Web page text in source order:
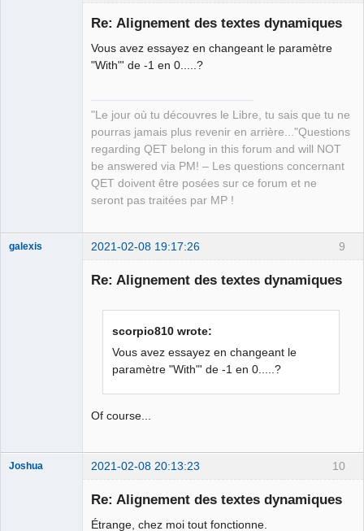
Re: Alignement des textes dynamiques
Vous avez essayez en changeant le paramètre
"With"' de -1 en 0.....?
"Le jour où tu découvres le Libre, tu sais que tu ne
pourras jamais plus revenir en arrière..."Questions
regarding QET belong in this forum and will NOT
be answered via PM! – Les questions concernant
QET doivent être posées sur ce forum et ne
seront pas traitées par MP !
9
galexis 2021-02-08 19:17:26
Re: Alignement des textes dynamiques
scorpio810 wrote:
Vous avez essayez en changeant le
paramètre "With"' de -1 en 0.....?
Of course...
10
Joshua 2021-02-08 20:13:23
Re: Alignement des textes dynamiques
Étrange, chez moi tout fonctionne.